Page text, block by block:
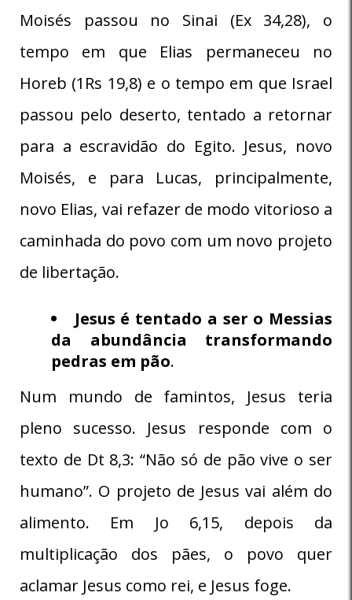
Moisés passou no Sinai (Ex 34,28), o
tempo em que Elias permaneceu no
Horeb (1Rs 19,8) e o tempo em que Israel
passou pelo deserto, tentado a retornar
para a escravidão do Egito. Jesus, novo
Moisés, e para Lucas, principalmente,
novo Elias, vai refazer de modo vitorioso a
caminhada do povo com um novo projeto
de libertação.
Jesus é tentado a ser o Messias
da abundância transformando
pedras em pão.
Num mundo de famintos, Jesus teria
pleno sucesso. Jesus responde com o
texto de Dt 8,3: “Não só de pão vive o ser
humano”. O projeto de Jesus vai além do
alimento. Em Jo 6,15, depois da
multiplicação dos pães, o povo quer
aclamar Jesus como rei, e Jesus foge.